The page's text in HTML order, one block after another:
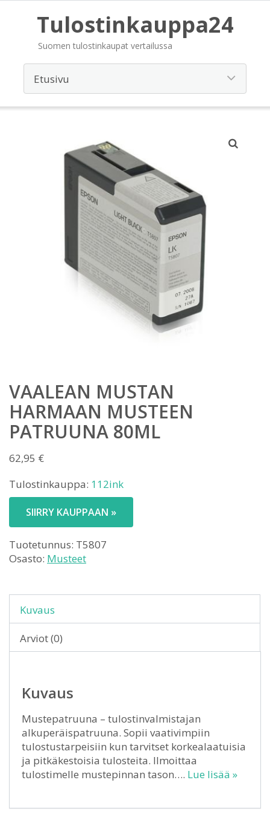
Tulostinkauppa24
Suomen tulostinkaupat vertailussa
VAALEAN MUSTAN
HARMAAN MUSTEEN
PATRUUNA 80ML
62,95 €
Tulostinkauppa: 112ink
SIIRRY KAUPPAAN »
Tuotetunnus: T5807
Osasto: Musteet
Kuvaus
Arviot (0)
Kuvaus
Mustepatruuna – tulostinvalmistajan
alkuperäispatruuna. Sopii vaativimpiin
tulostustarpeisiin kun tarvitset korkealaatuisia
ja pitkäkestoisia tulosteita. Ilmoittaa
tulostimelle mustepinnan tason…. Lue lisää »